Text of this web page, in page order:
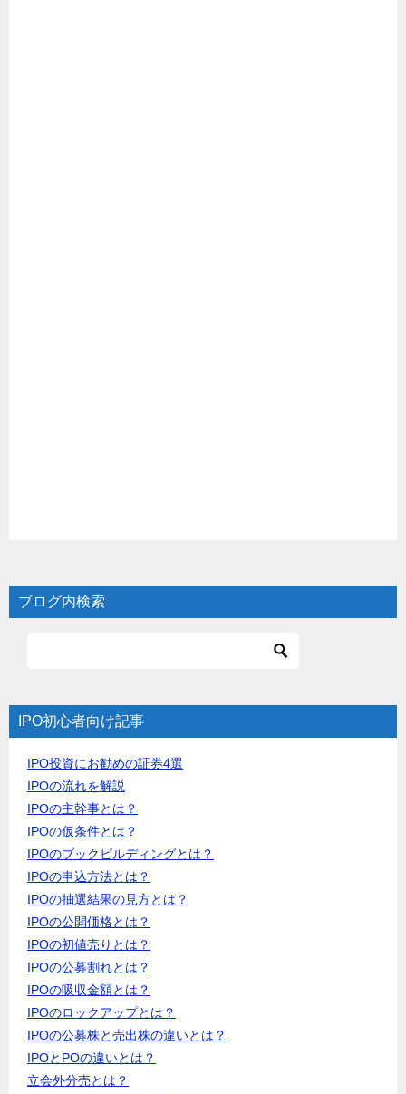
ブログ内検索
IPO初心者向け記事
IPO投資にお勧めの証券4選
IPOの流れを解説
IPOの主幹事とは？
IPOの仮条件とは？
IPOのブックビルディングとは？
IPOの申込方法とは？
IPOの抽選結果の見方とは？
IPOの公開価格とは？
IPOの初値売りとは？
IPOの公募割れとは？
IPOの吸収金額とは？
IPOのロックアップとは？
IPOの公募株と売出株の違いとは？
IPOとPOの違いとは？
立会外分売とは？